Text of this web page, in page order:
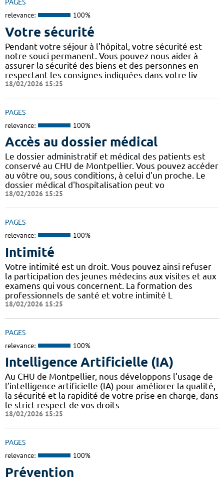
PAGES
relevance: 100%
Votre sécurité
Pendant votre séjour à l'hôpital, votre sécurité est
notre souci permanent. Vous pouvez nous aider à
assurer la sécurité des biens et des personnes en
respectant les consignes indiquées dans votre liv
18/02/2026 15:25
PAGES
relevance: 100%
Accès au dossier médical
Le dossier administratif et médical des patients est
conservé au CHU de Montpellier. Vous pouvez accéder
au vôtre ou, sous conditions, à celui d'un proche. Le
dossier médical d'hospitalisation peut vo
18/02/2026 15:25
PAGES
relevance: 100%
Intimité
Votre intimité est un droit. Vous pouvez ainsi refuser
la participation des jeunes médecins aux visites et aux
examens qui vous concernent. La formation des
professionnels de santé et votre intimité L
18/02/2026 15:25
PAGES
relevance: 100%
Intelligence Artificielle (IA)
Au CHU de Montpellier, nous développons l’usage de
l’intelligence artificielle (IA) pour améliorer la qualité,
la sécurité et la rapidité de votre prise en charge, dans
le strict respect de vos droits
18/02/2026 15:25
PAGES
relevance: 100%
Prévention